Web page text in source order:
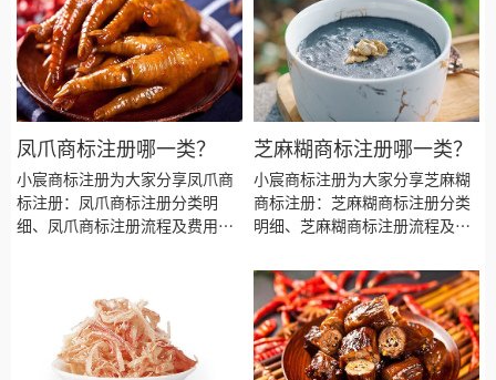
凤爪商标注册哪一类？
小宸商标注册为大家分享凤爪商
标注册：凤爪商标注册分类明
细、凤爪商标注册流程及费用、
资料整理出来。
芝麻糊商标注册哪一类？
小宸商标注册为大家分享芝麻糊
商标注册：芝麻糊商标注册分类
明细、芝麻糊商标注册流程及费
糊商标注册资料和商标注册证书
有效期等资料整理出来。